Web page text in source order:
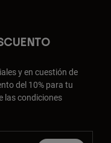
y en cuestión de
del 10% para tu
las condiciones